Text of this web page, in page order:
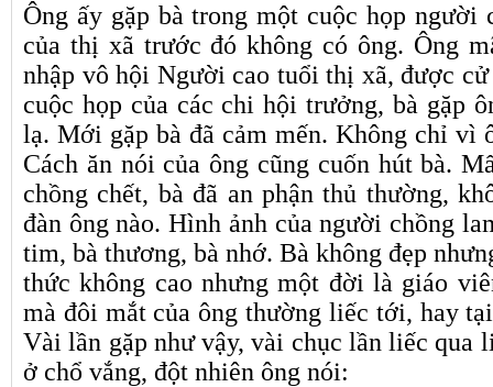
Ông ấy gặp bà trong một cuộc họp
của thị xã trước đó không có ông. Ông
nhập vô hội Người cao tuổi thị xã, được
cuộc họp của các chi hội trưởng, bà gặp
lạ. Mới gặp bà đã cảm mến. Không chỉ vì
Cách ăn nói của ông cũng cuốn hút bà.
chồng chết, bà đã an phận thủ thường,
đàn ông nào. Hình ảnh của người chồng
tim, bà thương, bà nhớ. Bà không đẹp
thức không cao nhưng một đời là giáo
mà đôi mắt của ông thường liếc tới, hay
Vài lần gặp như vậy, vài chục lần liếc qua
ở chổ vắng, đột nhiên ông nói: